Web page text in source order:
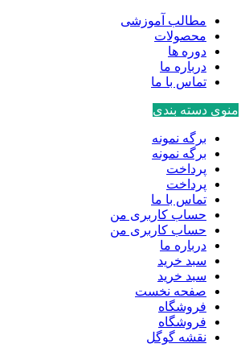
مطالب آموزشی
محصولات
دوره ها
درباره ما
تماس با ما
منوی دسته بندی
برگه نمونه
برگه نمونه
پرداخت
پرداخت
تماس با ما
حساب کاربری من
حساب کاربری من
درباره ما
سبد خرید
سبد خرید
صفحه نخست
فروشگاه
فروشگاه
نقشه گوگل